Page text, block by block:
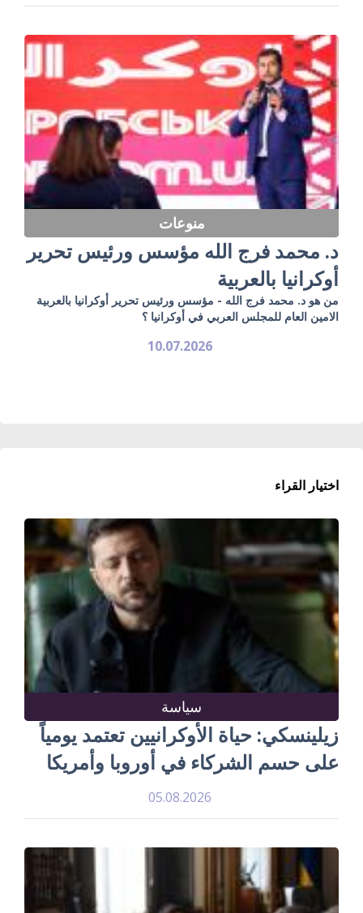
منوعات
د. محمد فرج الله مؤسس ورئيس تحرير
أوكرانيا بالعربية
من هو د. محمد فرج الله - مؤسس ورئيس تحرير أوكرانيا بالعربية
الامين العام للمجلس العربي في أوكرانيا ؟
10.07.2026
اختيار القراء
سياسة
زيلينسكي: حياة الأوكرانيين تعتمد يومياً
على حسم الشركاء في أوروبا وأمريكا
05.08.2026